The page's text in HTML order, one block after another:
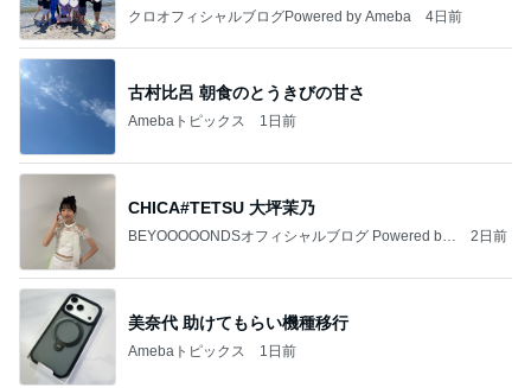
クロオフィシャルブログPowered by Ameba 4日前
古村比呂 朝食のとうきびの甘さ
Amebaトピックス 1日前
CHICA#TETSU 大坪茉乃
BEYOOOOONDSオフィシャルブログ Powered by
2日前
美奈代 助けてもらい機種移行
Amebaトピックス 1日前